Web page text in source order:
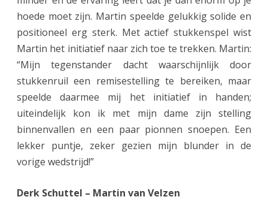
hoede moet zijn. Martin speelde gelukkig solide en
positioneel erg sterk. Met actief stukkenspel wist
Martin het initiatief naar zich toe te trekken. Martin:
“Mijn tegenstander dacht waarschijnlijk door
stukkenruil een remisestelling te bereiken, maar
speelde daarmee mij het initiatief in handen;
uiteindelijk kon ik met mijn dame zijn stelling
binnenvallen en een paar pionnen snoepen. Een
lekker puntje, zeker gezien mijn blunder in de
vorige wedstrijd!”
Derk Schuttel – Martin van Velzen